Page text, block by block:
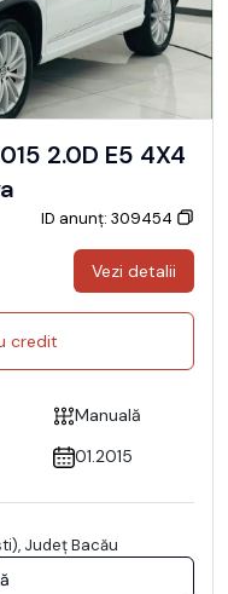
2.0D E5 4X4
ID anunț: 309454
Vezi detalii
credit
Manuală
01.2015
Județ Bacău